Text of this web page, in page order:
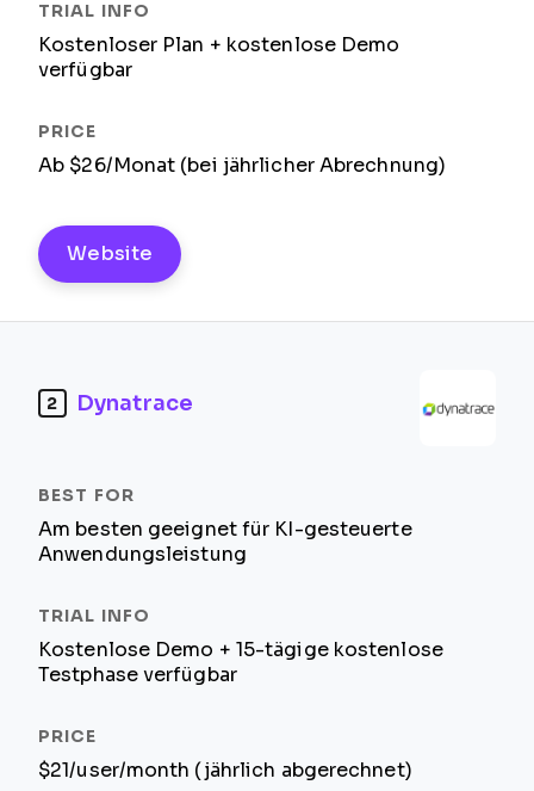
Kostenloser Plan + kostenlose Demo
verfügbar
Ab $26/Monat (bei jährlicher Abrechnung)
Website
2 Dynatrace
Am besten geeignet für KI-gesteuerte
Anwendungsleistung
Kostenlose Demo + 15-tägige kostenlose
Testphase verfügbar
$21/user/month (jährlich abgerechnet)